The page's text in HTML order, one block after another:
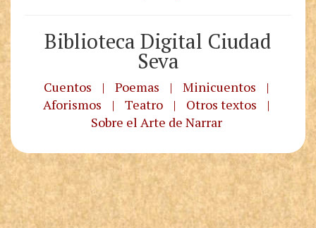
Biblioteca Digital Ciudad
Seva
Cuentos | Poemas | Minicuentos
|
Aforismos
| Teatro | Otros textos
|
Sobre el Arte de Narrar